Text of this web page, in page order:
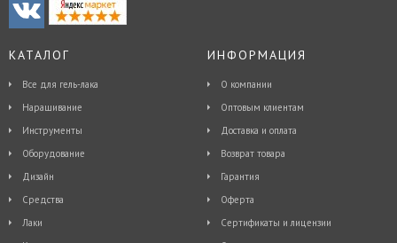
КАТАЛОГ
Все для гель-лака
Наращивание
Инструменты
Оборудование
Дизайн
Средства
Лаки
ИНФОРМАЦИЯ
О компании
Оптовым клиентам
Доставка и оплата
Возврат товара
Гарантия
Оферта
Сертификаты и лицензии